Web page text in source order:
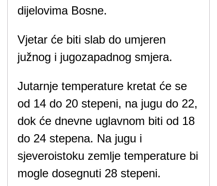
dijelovima Bosne.
Vjetar će biti slab do umjeren
južnog i jugozapadnog smjera.
Jutarnje temperature kretat će se
od 14 do 20 stepeni, na jugu do 22,
dok će dnevne uglavnom biti od 18
do 24 stepena. Na jugu i
sjeveroistoku zemlje temperature bi
mogle dosegnuti 28 stepeni.